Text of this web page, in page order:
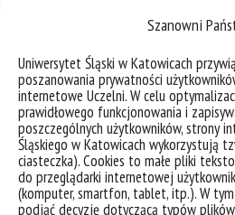
Szanowni
Uniwersytet Śląski w Katowicach
poszanowania prywatności
internetowe Uczelni. W celu
prawidłowego funkcjonowania i
poszczególnych użytkowników, strony
Śląskiego w Katowicach wykorzystują
ciasteczka). Cookies to małe pliki
do przeglądarki internetowej
(komputer, smartfon, tablet, itp.). W
podjąć decyzję dotyczącą typów
Problem skuteczności wnoszenia
ePUAP w postępowaniu
administracyjnym w kontekście
elektronicznych
13.10-13.30 dr Marcin Adamczyk,
Ustawa o doręczeniach
uregulowane w tej ustawie, a co
ferenda
Cyfrowe wykluczenie czy
technicznych w